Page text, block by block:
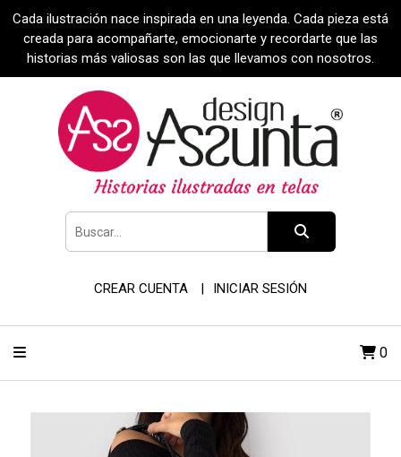
Cada ilustración nace inspirada en una leyenda. Cada pieza está
creada para acompañarte, emocionarte y recordarte que las
historias más valiosas son las que llevamos con nosotros.
CREAR CUENTA INICIAR SESIÓN
0